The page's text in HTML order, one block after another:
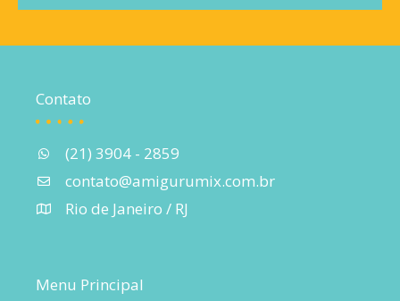
Contato
(21) 3904 - 2859
contato@amigurumix.com.br
Rio de Janeiro / RJ
Menu Principal